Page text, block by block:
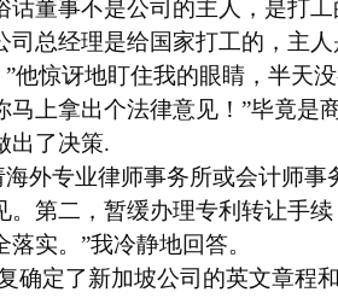
话董事不是公司的主人，是打
司总经理是给国家打工的，主人
惊讶地盯住我的眼睛，半天
马上拿出个法律意见！”毕竟是
出了决策.
外专业律师事务所或会计师事
。第二，暂缓办理专利转让手
实。”我冷静地回答。
定了新加坡公司的英文章程